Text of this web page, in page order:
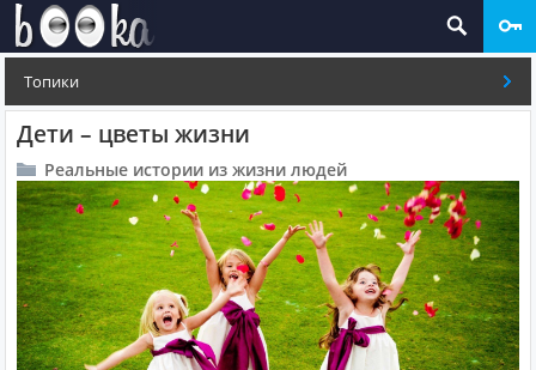
Топики
Дети – цветы жизни
Реальные истории из жизни людей